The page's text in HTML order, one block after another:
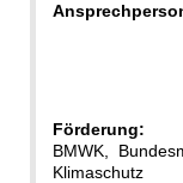
Förderung:
BMWK,
Klimaschutz